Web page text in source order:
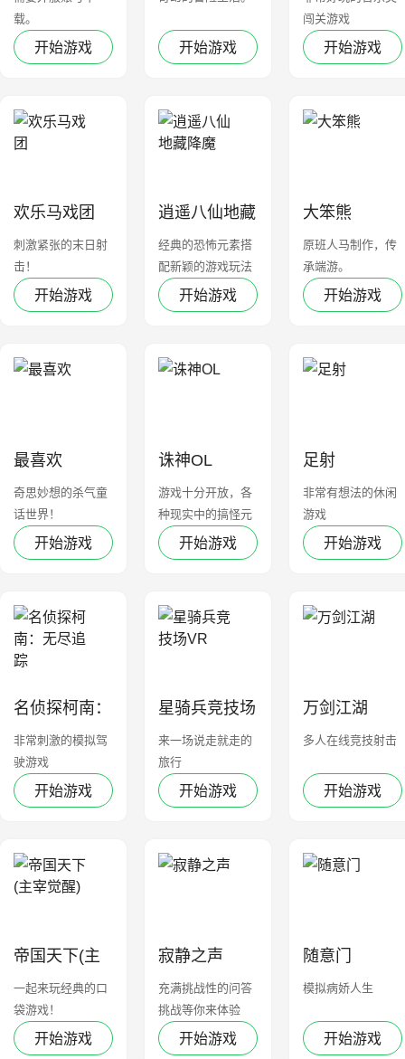
载。
开始游戏 开始游戏
闯关游戏
开始游戏
欢乐马戏团
刺激紧张的末日射
击！
开始游戏
逍遥八仙地藏
降魔
经典的恐怖元素搭
配新颖的游戏玩法
开始游戏
大笨熊
原班人马制作，传
承端游。
开始游戏
最喜欢
奇思妙想的杀气童
话世界！
开始游戏
诛神OL
游戏十分开放，各
种现实中的搞怪元
素都会在这里出现
开始游戏
足射
非常有想法的休闲
游戏
开始游戏
名侦探柯南：
无尽追踪
非常刺激的模拟驾
驶游戏
开始游戏
星骑兵竞技场
VR
来一场说走就走的
旅行
开始游戏
万剑江湖
多人在线竞技射击
开始游戏
帝国天下(主
宰觉醒)
一起来玩经典的口
袋游戏！
开始游戏
寂静之声
充满挑战性的问答
挑战等你来体验
开始游戏
随意门
模拟病娇人生
开始游戏